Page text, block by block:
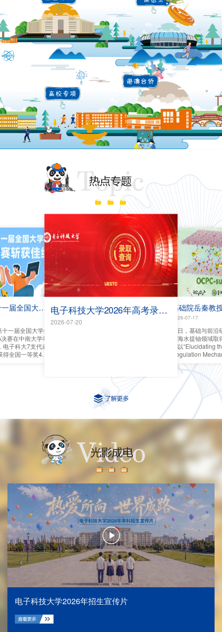
成电学子在第十一届全国大学生物理实验竞赛斩获佳绩
一届全国大学生
赛在中南大学举
子科大7支代表
得全国一等奖4
电子科技大学2026年高考录取查询指南
2026-07-20
2026-07-17
近日，基础与前
在海水提铀领域
果以“Elucidating
Regulation
Capture over
Carboxylate”为
Functional
技大学基础与前
硕士研究生李任
授为通讯作者。
电子科技大学2026年招生宣传片